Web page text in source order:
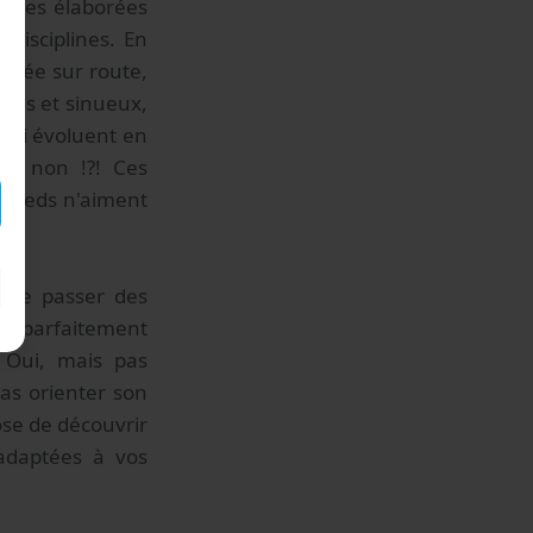
élaborées
En
sur route,
et sinueux,
évoluent en
non !?! Ces
pieds n'aiment
de passer des
parfaitement
mais pas
orienter son
de découvrir
à vos